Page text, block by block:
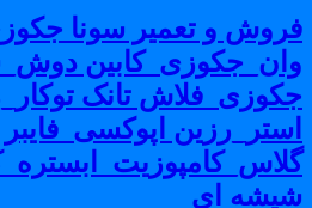
و تعمیر سونا
تانک
اپوکسی_فایبر
ای